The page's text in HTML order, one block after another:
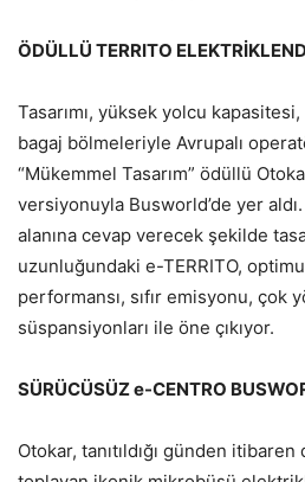
ÖDÜLLÜ TERRITO
Tasarımı, yüksek yolcu
bagaj bölmeleriyle Avrupalı
“Mükemmel Tasarım” ödüllü
versiyonuyla Busworld’de yer
alanına cevap verecek şekilde
uzunluğundaki e-TERRITO,
performansı, sıfır emisyonu, çok
süspansiyonları ile öne çıkıyor.
SÜRÜCÜSÜZ e-CENTRO
Otokar, tanıtıldığı günden